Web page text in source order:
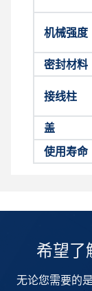
机械强度
密封材料
接线柱
盖
使用寿命
希望了
无论您需要的